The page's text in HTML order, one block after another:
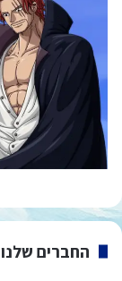
החברים שלנו